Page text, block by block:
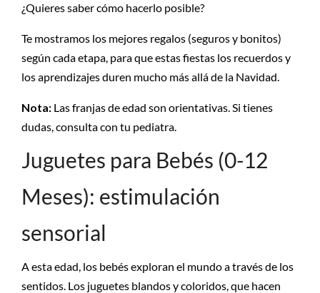
¿Quieres saber cómo hacerlo posible?
Te mostramos los mejores regalos (seguros y bonitos)
según cada etapa, para que estas fiestas los recuerdos y
los aprendizajes duren mucho más allá de la Navidad.
Nota: Las franjas de edad son orientativas. Si tienes
dudas, consulta con tu pediatra.
Juguetes para Bebés (0-12
Meses): estimulación
sensorial
A esta edad, los bebés exploran el mundo a través de los
sentidos. Los juguetes blandos y coloridos, que hacen